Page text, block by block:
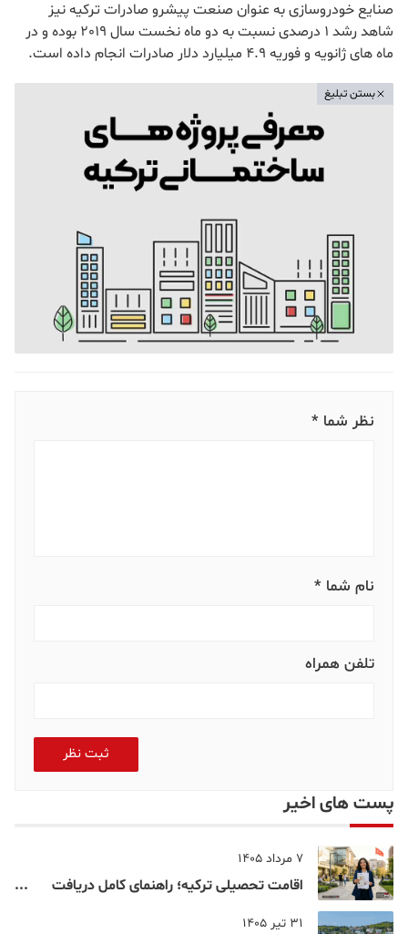
صنایع خودروسازی به عنوان صنعت پیشرو صادرات ترکیه نیز
شاهد رشد 1 درصدی نسبت به دو ماه نخست سال 2019 بوده و در
ماه های ژانویه و فوریه 4.9 میلیارد دلار صادرات انجام داده است.
بستن تبلیغ
نظر شما *
نام شما *
تلفن همراه
ثبت نظر
پست های اخیر
7 مرداد 1405
اقامت تحصیلی ترکیه؛ راهنمای کامل دریافت
31 تیر 1405